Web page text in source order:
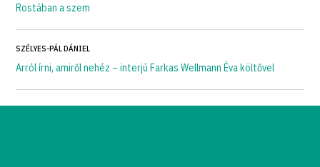
Rostában a szem
SZÉLYES-PÁL DÁNIEL
Arról írni, amiről nehéz – interjú Farkas Wellmann Éva költővel